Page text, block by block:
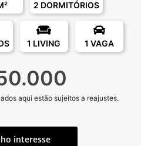
2 DORMITÓRIOS
1 LIVING 1 VAGA
aqui estão sujeitos a reajustes.
interesse